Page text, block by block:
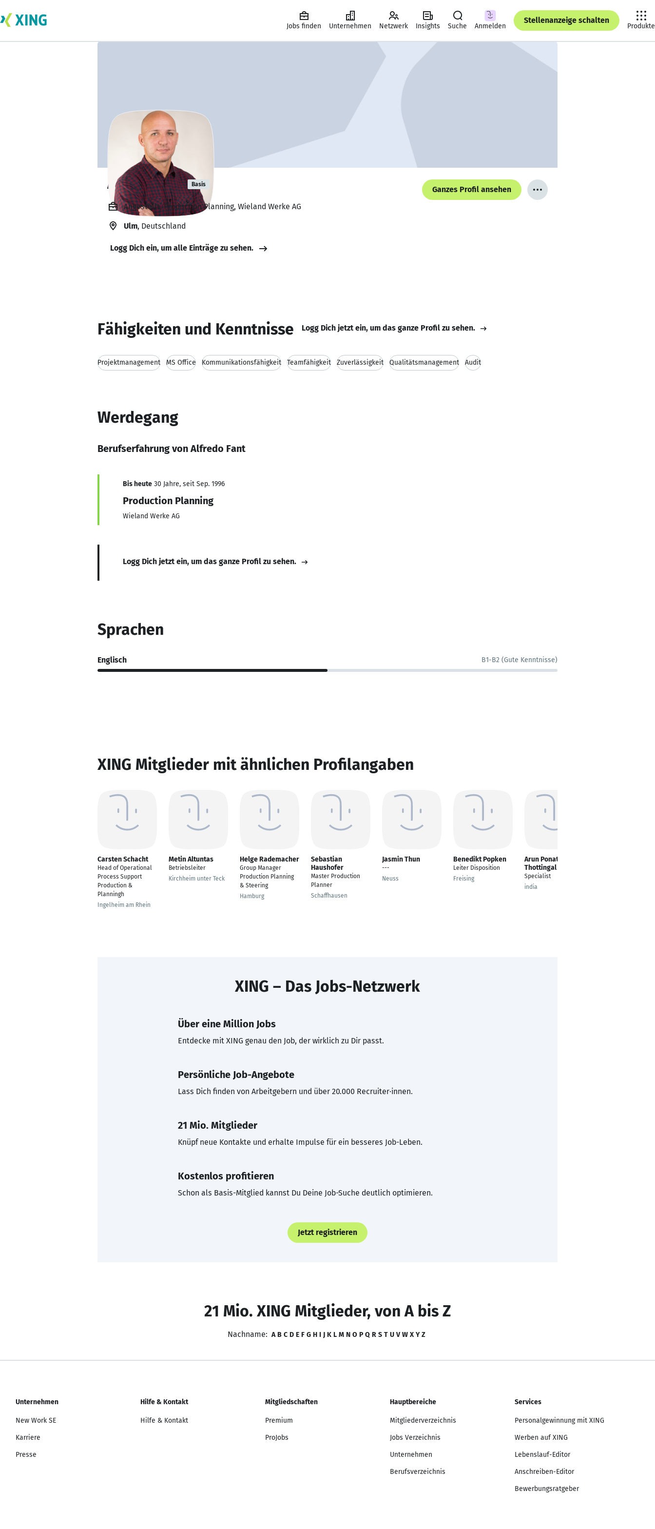
Jobs finden Unternehmen Netzwerk Insights Suche Anmelden
Stellenanzeige schalten
Produkte
Alfredo Fant Basis
Ganzes Profil ansehen
Angestellt, Production Planning, Wieland Werke AG
Ulm, Deutschland
Logg Dich ein, um alle Einträge zu sehen.
Fähigkeiten und Kenntnisse Logg Dich jetzt ein, um das ganze Profil zu sehen.
Projektmanagement MS Office Kommunikationsfähigkeit Teamfähigkeit Zuverlässigkeit Qualitätsmanagement Audit
Werdegang
Berufserfahrung von Alfredo Fant
Bis heute 30 Jahre, seit Sep. 1996
Production Planning
Wieland Werke AG
Logg Dich jetzt ein, um das ganze Profil zu sehen.
Sprachen
Englisch B1-B2 (Gute Kenntnisse)
XING Mitglieder mit ähnlichen Profilangaben
Carsten Schacht
Head of Operational
Process Support
Production &
Planningh
Ingelheim am Rhein
Metin Altuntas
Betriebsleiter
Kirchheim unter Teck
Helge Rademacher
Group Manager
Production Planning
& Steering
Hamburg
Sebastian
Haushofer
Master Production
Planner
Schaffhausen
Jasmin Thun
---
Neuss
Benedikt Popken
Leiter Disposition
Freising
Arun Ponattil
Thottingal
Specialist
india
XING – Das Jobs-Netzwerk
Über eine Million Jobs
Entdecke mit XING genau den Job, der wirklich zu Dir passt.
Persönliche Job-Angebote
Lass Dich finden von Arbeitgebern und über 20.000 Recruiter·innen.
21 Mio. Mitglieder
Knüpf neue Kontakte und erhalte Impulse für ein besseres Job-Leben.
Kostenlos profitieren
Schon als Basis-Mitglied kannst Du Deine Job-Suche deutlich optimieren.
Jetzt registrieren
21 Mio. XING Mitglieder, von A bis Z
Nachname: A B C D E F G H I J K L M N O P Q R S T U V W X Y Z
Unternehmen
New Work SE
Karriere
Presse
Hilfe & Kontakt
Hilfe & Kontakt
Mitgliedschaften
Premium
ProJobs
Hauptbereiche
Mitgliederverzeichnis
Jobs Verzeichnis
Unternehmen
Berufsverzeichnis
Services
Personalgewinnung mit XING
Werben auf XING
Lebenslauf-Editor
Anschreiben-Editor
Bewerbungsratgeber